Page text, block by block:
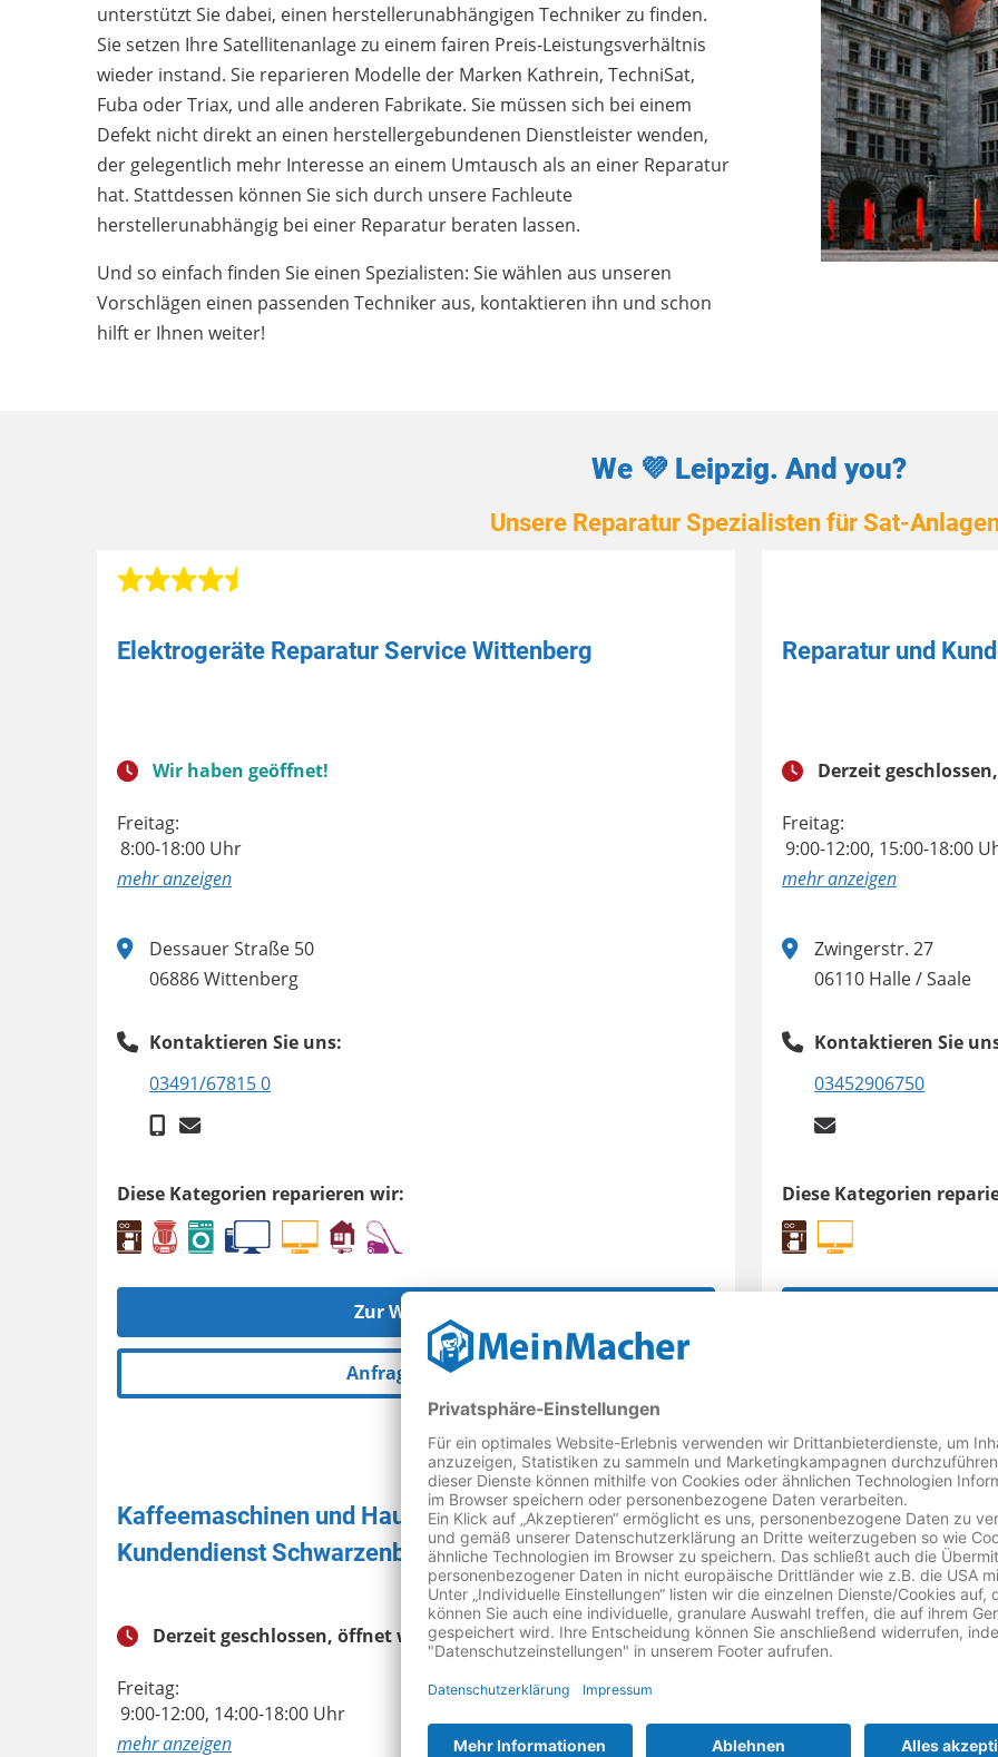
unterstützt Sie dabei, einen herstellerunabhängigen Techniker zu finden.
Sie setzen Ihre Satellitenanlage zu einem fairen Preis-Leistungsverhältnis
wieder instand. Sie reparieren Modelle der Marken Kathrein, TechniSat,
Fuba oder Triax, und alle anderen Fabrikate. Sie müssen sich bei einem
Defekt nicht direkt an einen herstellergebundenen Dienstleister wenden,
der gelegentlich mehr Interesse an einem Umtausch als an einer Reparatur
hat. Stattdessen können Sie sich durch unsere Fachleute
herstellerunabhängig bei einer Reparatur beraten lassen.
Und so einfach finden Sie einen Spezialisten: Sie wählen aus unseren
Vorschlägen einen passenden Techniker aus, kontaktieren ihn und schon
hilft er Ihnen weiter!
We 💜 Leipzig. And you?
Unsere Reparatur Spezialisten für Sat-
Elektrogeräte Reparatur Service Wittenberg
Wir haben geöffnet!
Freitag:
8:00-18:00 Uhr
anzeigen
Dessauer Straße 50
06886 Wittenberg
Kontaktieren Sie uns:
03491/67815 0
Diese Kategorien reparieren wir:
Zur Werkstatt
Anfrage senden
Reparatur und
Derzeit
Freitag:
9:00-12:00, 15:00-18:00
anzeigen
Zwingerstr. 27
06110 Halle / Saale
Kontaktieren Sie
03452906750
Diese Kategorien
Kaffeemaschinen und Hausgeräte Reparatur
Kundendienst Schwarzenberg
Derzeit geschlossen, öffnet wieder:
Freitag:
9:00-12:00, 14:00-18:00 Uhr
anzeigen
Fernseher und
Termin nach